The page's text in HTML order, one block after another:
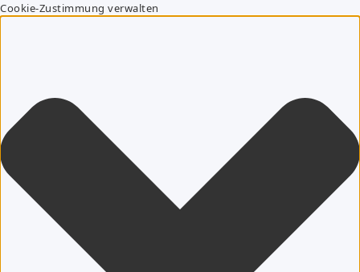
Cookie-Zustimmung verwalten